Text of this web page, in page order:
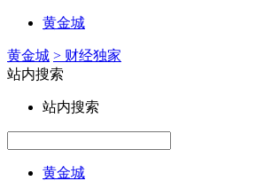
黄金城
黄金城 > 财经独家
站内搜索
站内搜索
黄金城